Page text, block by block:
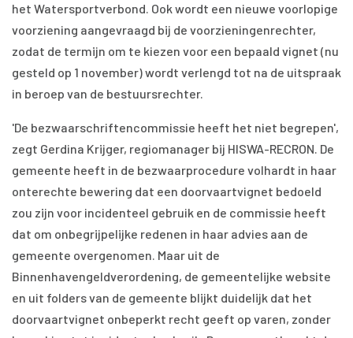
het Watersportverbond. Ook wordt een nieuwe voorlopige
voorziening aangevraagd bij de voorzieningenrechter,
zodat de termijn om te kiezen voor een bepaald vignet (nu
gesteld op 1 november) wordt verlengd tot na de uitspraak
in beroep van de bestuursrechter.
'De bezwaarschriftencommissie heeft het niet begrepen',
zegt Gerdina Krijger, regiomanager bij HISWA-RECRON. De
gemeente heeft in de bezwaarprocedure volhardt in haar
onterechte bewering dat een doorvaartvignet bedoeld
zou zijn voor incidenteel gebruik en de commissie heeft
dat om onbegrijpelijke redenen in haar advies aan de
gemeente overgenomen. Maar uit de
Binnenhavengeldverordening, de gemeentelijke website
en uit folders van de gemeente blijkt duidelijk dat het
doorvaartvignet onbeperkt recht geeft op varen, zonder